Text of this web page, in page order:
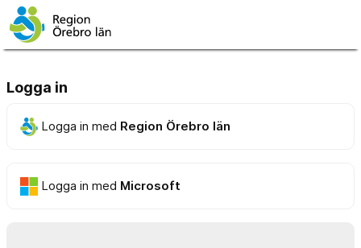
Logga in
Logga in med Region Örebro län
Logga in med Microsoft